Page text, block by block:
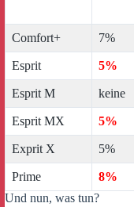
Comfort+ 7%
Esprit 5%
Esprit M keine
Esprit MX 5%
Exprit X 5%
Prime 8%
Und nun, was tun?